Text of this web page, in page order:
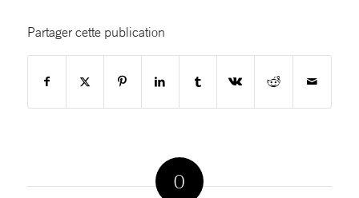
Partager cette publication
0